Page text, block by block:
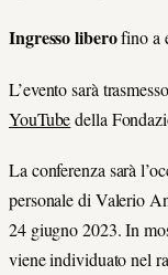
Ingresso liberofino a
L’evento sarà
YouTubedella
La conferenza sarà
personale di Valerio
24 giugno 2023. In
viene individuato nel